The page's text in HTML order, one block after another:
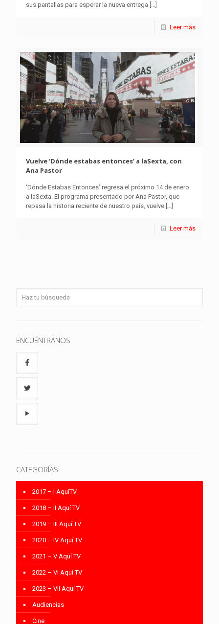
sus pantallas para esperar la nueva entrega […]
Leer más
Vuelve ‘Dónde estabas entonces’ a laSexta, con
Ana Pastor
‘Dónde Estabas Entonces’ regresa el próximo 14 de enero
a laSexta. El programa presentado por Ana Pastor, que
repasa la historia reciente de nuestro país, vuelve […]
Leer más
ENCUÉNTRANOS
CATEGORÍAS
2017 – I AquíTV
2018 – II Aquí TV
2019 – III Aquí TV
2020 – IV Aquí TV
2021 – V Aquí TV
2022 – VI Aquí TV
2023 – VII Aquí TV
Audiencias
Cine